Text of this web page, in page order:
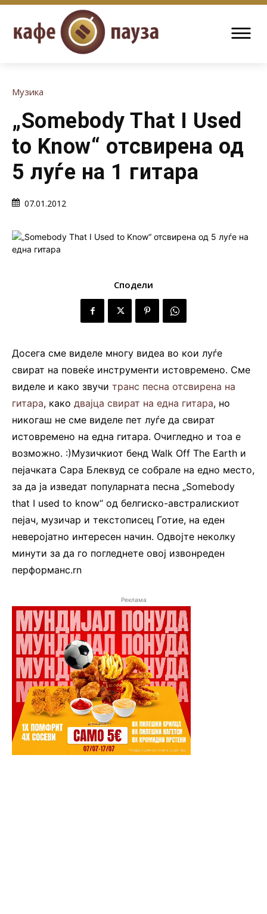
Музика
„Somebody That I Used
to Know“ отсвирена од
5 луѓе на 1 гитара
07.01.2012
Сподели
Досега сме виделе многу видеа во кои луѓе
свират на повеќе инструменти истовремено. Сме
виделе и како звучи транс песна отсвирена на
гитара, како двајца свират на една гитара, но
никогаш не сме виделе пет луѓе да свират
истовремено на една гитара. Очигледно и тоа е
возможно. :)Музичкиот бенд Walk Off The Earth и
пејачката Сара Блеквуд се собрале на едно место,
за да ја изведат популарната песна „Somebody
that I used to know“ од белгиско-австралискиот
пејач, музичар и текстописец Готие, на еден
неверојатно интересен начин. Одвојте неколку
минути за да го погледнете овој извонреден
перформанс.rn
Реклама